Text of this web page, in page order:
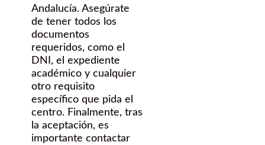
Andalucía. Asegúrate
de tener todos los
documentos
requeridos, como el
DNI, el expediente
académico y cualquier
otro requisito
específico que pida el
centro. Finalmente, tras
la aceptación, es
importante contactar